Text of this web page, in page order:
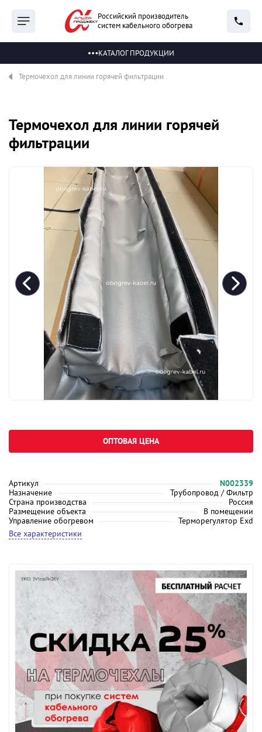
Российский производитель
систем кабельного обогрева
КАТАЛОГ ПРОДУКЦИИ
Термочехол для линии горячей фильтрации
Термочехол для линии горячей
фильтрации
Артикул
N002339
Назначение
Трубопровод / Фильтр
Страна производства
Россия
Размещение объекта
В помещении
Управление обогревом
Терморегулятор Exd
Все характеристики
ОПТОВАЯ ЦЕНА